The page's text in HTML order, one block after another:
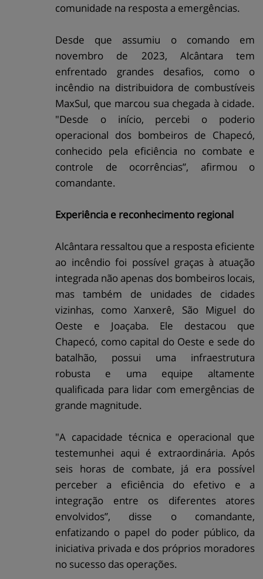
comunidade na resposta a emergências.
Desde que assumiu o comando em
novembro de 2023, Alcântara tem
enfrentado grandes desafios, como o
incêndio na distribuidora de combustíveis
MaxSul, que marcou sua chegada à cidade.
"Desde o início, percebi o poderio
operacional dos bombeiros de Chapecó,
conhecido pela eficiência no combate e
controle de ocorrências”, afirmou o
comandante.
Experiência e reconhecimento regional
Alcântara ressaltou que a resposta eficiente
ao incêndio foi possível graças à atuação
integrada não apenas dos bombeiros locais,
mas também de unidades de cidades
vizinhas, como Xanxerê, São Miguel do
Oeste e Joaçaba. Ele destacou que
Chapecó, como capital do Oeste e sede do
batalhão, possui uma infraestrutura
robusta e uma equipe altamente
qualificada para lidar com emergências de
grande magnitude.
"A capacidade técnica e operacional que
testemunhei aqui é extraordinária. Após
seis horas de combate, já era possível
perceber a eficiência do efetivo e a
integração entre os diferentes atores
envolvidos”, disse o comandante,
enfatizando o papel do poder público, da
iniciativa privada e dos próprios moradores
no sucesso das operações.